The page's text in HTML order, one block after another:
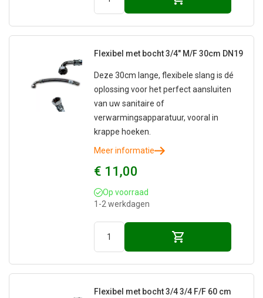
Flexibel met bocht 3/4" M/F 30cm DN19
Deze 30cm lange, flexibele slang is dé
oplossing voor het perfect aansluiten
van uw sanitaire of
verwarmingsapparatuur, vooral in
krappe hoeken.
Meer informatie
€ 11,00
Op voorraad
1-2 werkdagen
Flexibel met bocht 3/4 3/4 F/F 60 cm